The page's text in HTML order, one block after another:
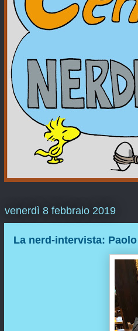
venerdì 8 febbraio 2019
La nerd-intervista: